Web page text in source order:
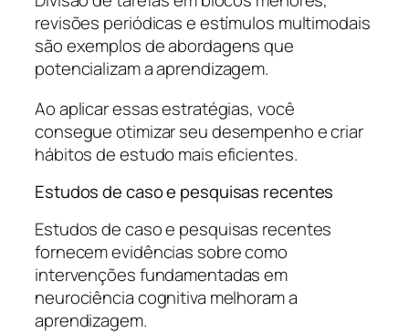
revisões periódicas e estímulos multimodais
são exemplos de abordagens que
potencializam a aprendizagem.
Ao aplicar essas estratégias, você
consegue otimizar seu desempenho e criar
hábitos de estudo mais eficientes.
Estudos de caso e pesquisas recentes
Estudos de caso e pesquisas recentes
fornecem evidências sobre como
intervenções fundamentadas em
neurociência cognitiva melhoram a
aprendizagem.